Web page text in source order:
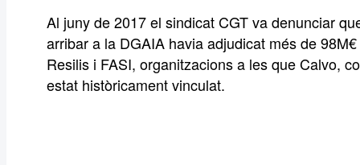
Al juny de 2017 el sindicat CGT va denunciar
arribar a la DGAIA havia adjudicat més de
Resilis i FASI, organitzacions a les que Calvo,
estat històricament vinculat.